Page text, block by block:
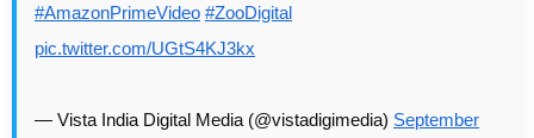
#AmazonPrimeVideo #ZooDigital
pic.twitter.com/UGtS4KJ3kx
— Vista India Digital Media (@vistadigimedia) September